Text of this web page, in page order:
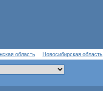
область Новосибирская область